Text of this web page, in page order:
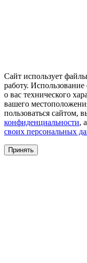
Сайт использует
работу.
о вас технического
вашего
пользоваться сайтом,
конфиденциальности,
своих персональных
Принять